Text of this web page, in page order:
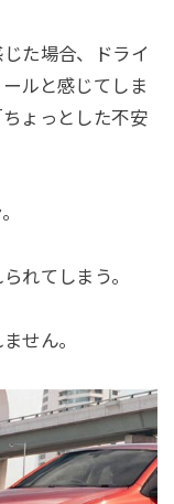
た場合、ドライ
ルと感じてしま
ょっとした不安
れてしまう。
せん。